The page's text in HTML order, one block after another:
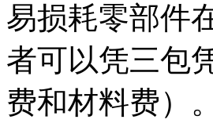
易损耗零部件
者可以凭三包
费和材料费）。